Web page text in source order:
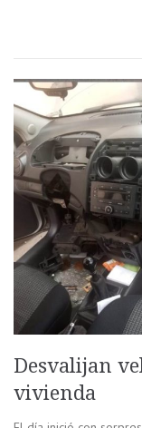
Desvalijan
vivienda